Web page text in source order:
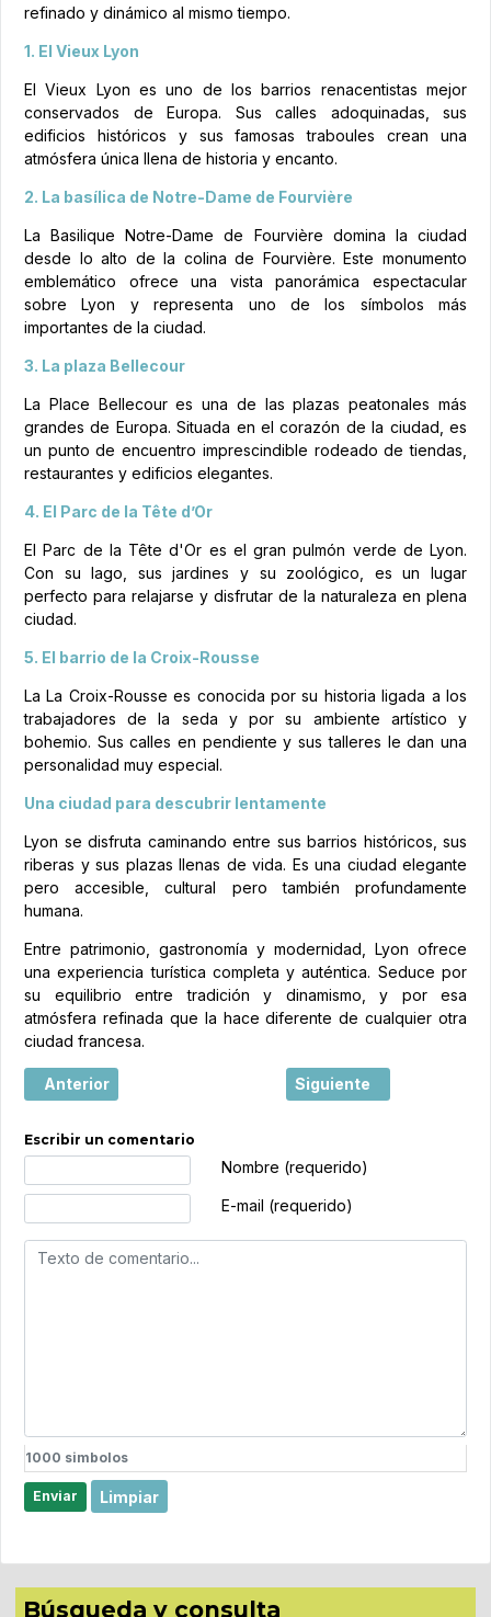
refinado y dinámico al mismo tiempo.
1. El Vieux Lyon
El Vieux Lyon es uno de los barrios renacentistas mejor
conservados de Europa. Sus calles adoquinadas, sus
edificios históricos y sus famosas traboules crean una
atmósfera única llena de historia y encanto.
2. La basílica de Notre-Dame de Fourvière
La Basilique Notre-Dame de Fourvière domina la ciudad
desde lo alto de la colina de Fourvière. Este monumento
emblemático ofrece una vista panorámica espectacular
sobre Lyon y representa uno de los símbolos más
importantes de la ciudad.
3. La plaza Bellecour
La Place Bellecour es una de las plazas peatonales más
grandes de Europa. Situada en el corazón de la ciudad, es
un punto de encuentro imprescindible rodeado de tiendas,
restaurantes y edificios elegantes.
4. El Parc de la Tête d’Or
El Parc de la Tête d'Or es el gran pulmón verde de Lyon.
Con su lago, sus jardines y su zoológico, es un lugar
perfecto para relajarse y disfrutar de la naturaleza en plena
ciudad.
5. El barrio de la Croix-Rousse
La La Croix-Rousse es conocida por su historia ligada a los
trabajadores de la seda y por su ambiente artístico y
bohemio. Sus calles en pendiente y sus talleres le dan una
personalidad muy especial.
Una ciudad para descubrir lentamente
Lyon se disfruta caminando entre sus barrios históricos, sus
riberas y sus plazas llenas de vida. Es una ciudad elegante
pero accesible, cultural pero también profundamente
humana.
Entre patrimonio, gastronomía y modernidad, Lyon ofrece
una experiencia turística completa y auténtica. Seduce por
su equilibrio entre tradición y dinamismo, y por esa
atmósfera refinada que la hace diferente de cualquier otra
ciudad francesa.
Artículo anterior: Biarritz: més que platges, una manera
Anterior Artículo siguiente: Niza,
Siguiente
Escribir un comentario
Nombre (requerido)
E-mail (requerido)
1000 simbolos
Enviar Limpiar
Búsqueda y consulta